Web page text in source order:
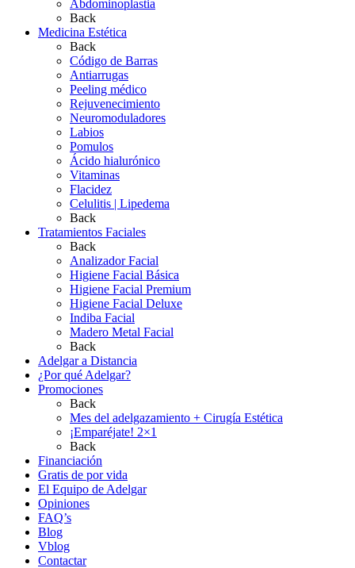
Abdominoplastia
Back
Medicina Estética
Back
Código de Barras
Antiarrugas
Peeling médico
Rejuvenecimiento
Neuromoduladores
Labios
Pomulos
Ácido hialurónico
Vitaminas
Flacidez
Celulitis | Lipedema
Back
Tratamientos Faciales
Back
Analizador Facial
Higiene Facial Básica
Higiene Facial Premium
Higiene Facial Deluxe
Indiba Facial
Madero Metal Facial
Back
Adelgar a Distancia
¿Por qué Adelgar?
Promociones
Back
Mes del adelgazamiento + Cirugía Estética
¡Emparéjate! 2×1
Back
Financiación
Gratis de por vida
El Equipo de Adelgar
Opiniones
FAQ’s
Blog
Vblog
Contactar